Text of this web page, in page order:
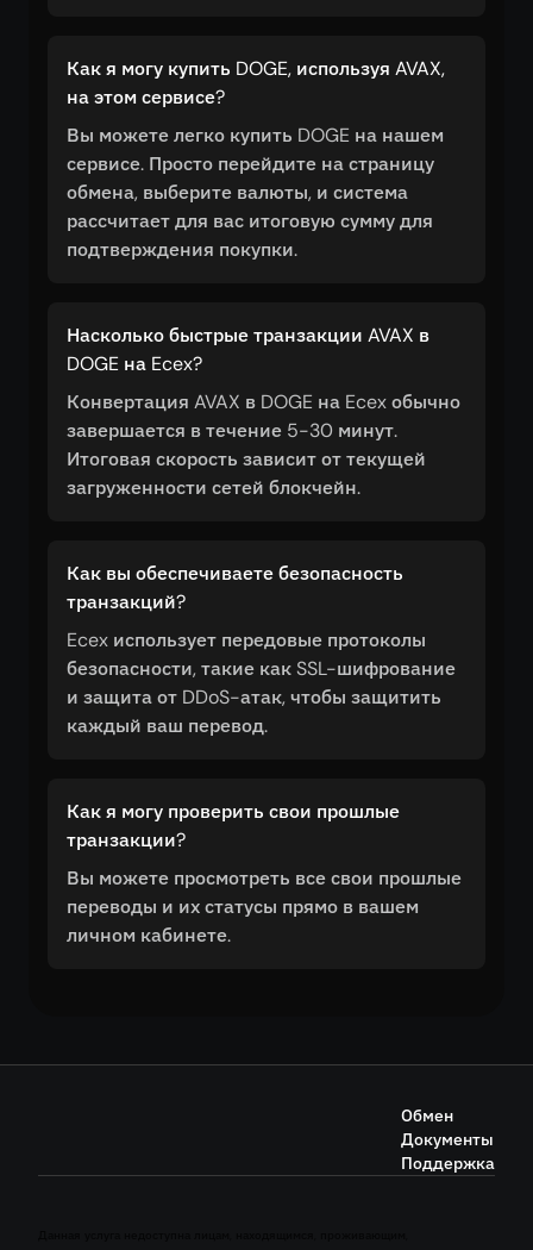
Как я могу купить DOGE, используя AVAX,
на этом сервисе?
Вы можете легко купить DOGE на нашем
сервисе. Просто перейдите на страницу
обмена, выберите валюты, и система
рассчитает для вас итоговую сумму для
подтверждения покупки.
Насколько быстрые транзакции AVAX в
DOGE на Ecex?
Конвертация AVAX в DOGE на Ecex обычно
завершается в течение 5-30 минут.
Итоговая скорость зависит от текущей
загруженности сетей блокчейн.
Как вы обеспечиваете безопасность
транзакций?
Ecex использует передовые протоколы
безопасности, такие как SSL-шифрование
и защита от DDoS-атак, чтобы защитить
каждый ваш перевод.
Как я могу проверить свои прошлые
транзакции?
Вы можете просмотреть все свои прошлые
переводы и их статусы прямо в вашем
личном кабинете.
Обмен
Документы
Поддержка